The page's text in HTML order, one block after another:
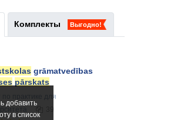
Комплекты Выгодно!
добавить
в список
grāmatvedības
pārskats
для